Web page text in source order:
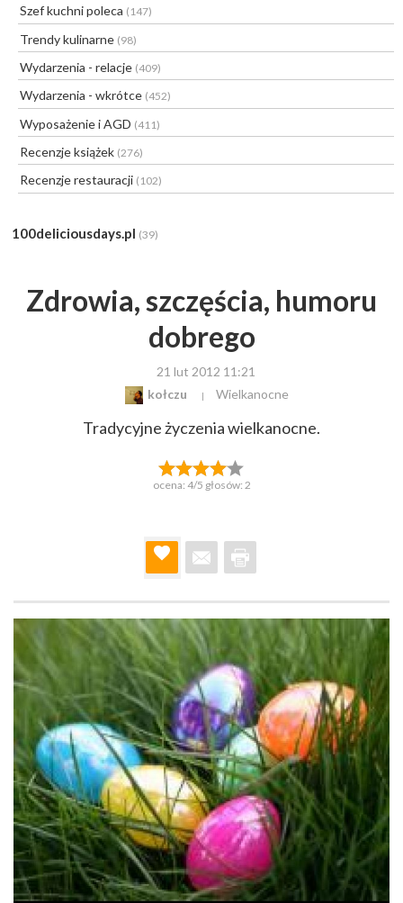
Szef kuchni poleca (147)
Trendy kulinarne (98)
Wydarzenia - relacje (409)
Wydarzenia - wkrótce (452)
Wyposażenie i AGD (411)
Recenzje książek (276)
Recenzje restauracji (102)
100deliciousdays.pl (39)
Zdrowia, szczęścia, humoru
dobrego
21 lut 2012 11:21
kołczu
Wielkanocne
Tradycyjne życzenia wielkanocne.
ocena: 4/5 głosów: 2